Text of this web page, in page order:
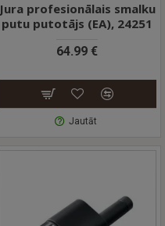
Jura profesionālais smalku
putu putotājs (EA), 24251
64.99 €
Jautāt